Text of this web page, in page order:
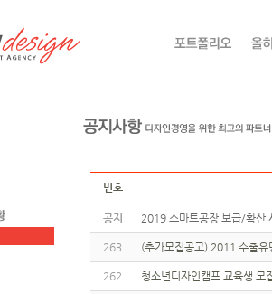
번호
공지 2019 스마트공장 보급/확
263 (추가모집공고) 2011 수출
262 청소년디자인캠프 교육생 모